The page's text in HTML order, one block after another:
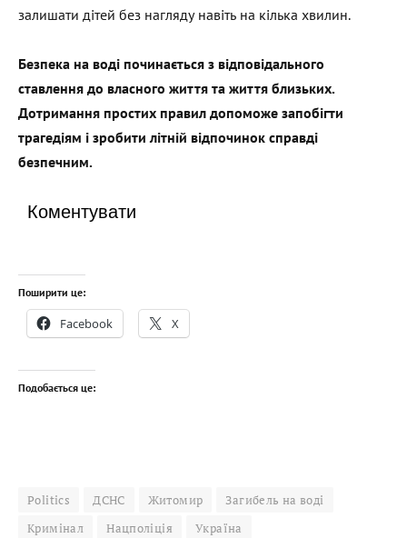
залишати дітей без нагляду навіть на кілька хвилин.
Безпека на воді починається з відповідального
ставлення до власного життя та життя близьких.
Дотримання простих правил допоможе запобігти
трагедіям і зробити літній відпочинок справді
безпечним.
Коментувати
Поширити це:
Facebook X
Подобається це:
Politics ДСНС Житомир
Загибель на воді
Кримінал
Нацполіція Україна